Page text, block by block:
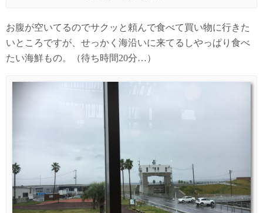
お腹が空いてるのでサクッと頼んで食べて買い物に行きた
いところですが、せっかく海沿いに来てるしやっぱり食べ
たい海鮮もの。（待ち時間20分…）